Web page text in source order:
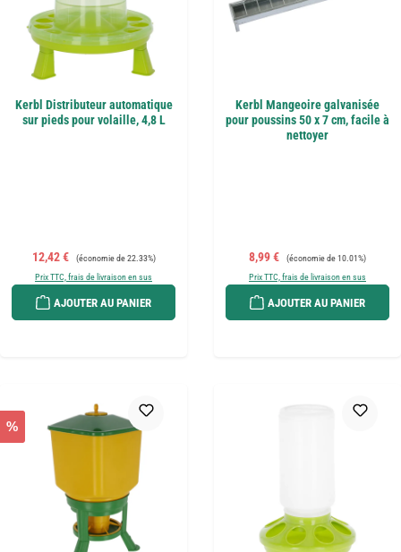
Kerbl Distributeur automatique
sur pieds pour volaille, 4,8 L
Prix de vente :
12,42 € Prix régulier :
(économie de 22.33%)
Prix TTC, frais de livraison en sus
AJOUTER AU PANIER
Kerbl Mangeoire galvanisée
pour poussins 50 x 7 cm, facile à
nettoyer
Prix de vente :
8,99 € Prix régulier :
(économie de 10.01%)
Prix TTC, frais de livraison en sus
AJOUTER AU PANIER
%